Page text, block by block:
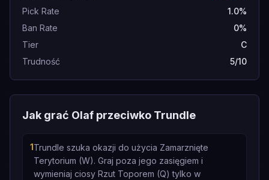
Pick Rate
1.0%
Ban Rate
0%
Tier
C
Trudność
5/10
Jak grać Olaf przeciwko Trundle
1Trundle szuka okazji do użycia Zamarznięte
Terytorium (W). Graj poza jego zasięgiem i
wymieniaj ciosy Rzut Toporem (Q) tylko w